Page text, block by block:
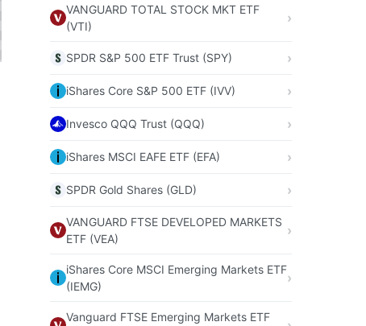
VANGUARD TOTAL STOCK MKT ETF
(VTI)
SPDR S&P 500 ETF Trust (SPY)
iShares Core S&P 500 ETF (IVV)
Invesco QQQ Trust (QQQ)
iShares MSCI EAFE ETF (EFA)
SPDR Gold Shares (GLD)
VANGUARD FTSE DEVELOPED MARKETS
ETF (VEA)
iShares Core MSCI Emerging Markets ETF
(IEMG)
Vanguard FTSE Emerging Markets ETF